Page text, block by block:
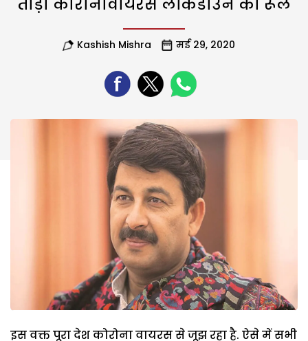
तोड़ा कोरोनावायरस लॉकडाउन का रूल
Kashish Mishra मई 29, 2020
इस वक्त पूरा देश कोरोना वायरस से जूझ रहा है. ऐसे में सभी